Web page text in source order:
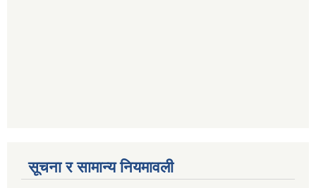
सूचना र सामान्य नियमावली